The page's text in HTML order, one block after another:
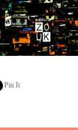
Pin It